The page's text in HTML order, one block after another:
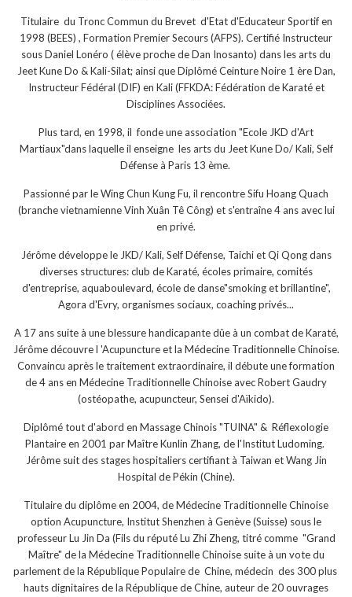
Titulaire du Tronc Commun du Brevet d'Etat d'Educateur Sportif en
1998 (BEES) , Formation Premier Secours (AFPS). Certifié Instructeur
sous Daniel Lonéro ( élève proche de Dan Inosanto) dans les arts du
Jeet Kune Do & Kali-Silat; ainsi que Diplômé Ceinture Noire 1 ère Dan,
Instructeur Fédéral (DIF) en Kali (FFKDA: Fédération de Karaté et
Disciplines Associées.
Plus tard, en 1998, il fonde une association "Ecole JKD d'Art
Martiaux"dans laquelle il enseigne les arts du Jeet Kune Do/ Kali, Self
Défense à Paris 13 ème.
Passionné par le Wing Chun Kung Fu, il rencontre Sifu Hoang Quach
(branche vietnamienne Vinh Xuân Tê Công) et s'entraîne 4 ans avec lui
en privé.
Jérôme développe le JKD/ Kali, Self Défense, Taichi et Qi Qong dans
diverses structures: club de Karaté, écoles primaire, comités
d'entreprise, aquaboulevard, école de danse"smoking et brillantine",
Agora d'Evry, organismes sociaux, coaching privés...
A 17 ans suite à une blessure handicapante dûe à un combat de Karaté,
Jérôme découvre l 'Acupuncture et la Médecine Traditionnelle Chinoise.
Convaincu après le traitement extraordinaire, il débute une formation
de 4 ans en Médecine Traditionnelle Chinoise avec Robert Gaudry
(ostéopathe, acupuncteur, Sensei d'Aïkido).
Diplômé tout d'abord en Massage Chinois "TUINA" & Réflexologie
Plantaire en 2001 par Maître Kunlin Zhang, de l'Institut Ludoming.
Jérôme suit des stages hospitaliers certifiant à Taiwan et Wang Jin
Hospital de Pékin (Chine).
Titulaire du diplôme en 2004, de Médecine Traditionnelle Chinoise
option Acupuncture, Institut Shenzhen à Genève (Suisse) sous le
professeur Lu Jin Da (Fils du réputé Lu Zhi Zheng, titré comme "Grand
Maître" de la Médecine Traditionnelle Chinoise suite à un vote du
parlement de la République Populaire de Chine, médecin des 300 plus
hauts dignitaires de la République de Chine, auteur de 20 ouvrages